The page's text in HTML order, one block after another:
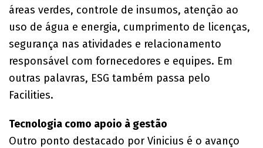
áreas verdes, controle de insumos, atenção ao
uso de água e energia, cumprimento de licenças,
segurança nas atividades e relacionamento
responsável com fornecedores e equipes. Em
outras palavras, ESG também passa pelo
Facilities.
Tecnologia como apoio à gestão
Outro ponto destacado por Vinicius é o avanço